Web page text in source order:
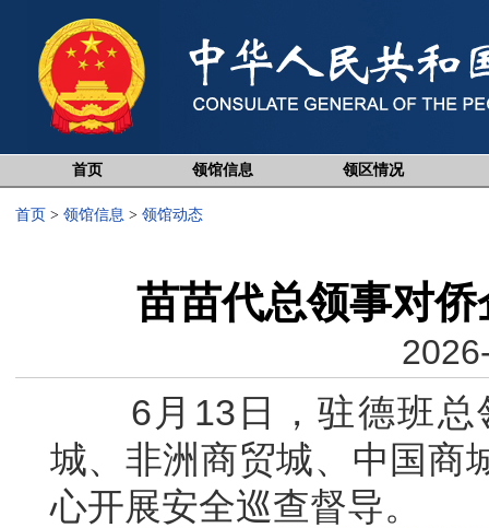
首页 领馆信息 领区情况
首页 > 领馆信息 > 领馆动态
苗苗代总领事对
6月13日，驻德班总
城、非洲商贸城、中国商
心开展安全巡查督导。